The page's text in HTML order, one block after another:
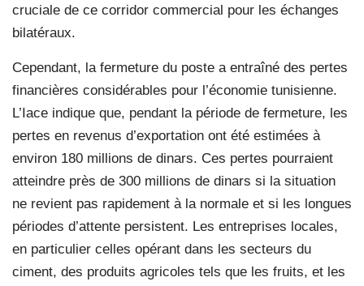
cruciale de ce corridor commercial pour les échanges
bilatéraux.
Cependant, la fermeture du poste a entraîné des pertes
financières considérables pour l’économie tunisienne.
L’Iace indique que, pendant la période de fermeture, les
pertes en revenus d’exportation ont été estimées à
environ 180 millions de dinars. Ces pertes pourraient
atteindre près de 300 millions de dinars si la situation
ne revient pas rapidement à la normale et si les longues
périodes d’attente persistent. Les entreprises locales,
en particulier celles opérant dans les secteurs du
ciment, des produits agricoles tels que les fruits, et les